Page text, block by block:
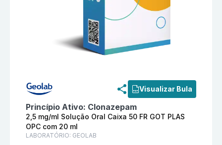
Visualizar Bula
Princípio Ativo: Clonazepam
2,5 mg/ml Solução Oral Caixa 50 FR GOT PLAS
OPC com 20 ml
LABORATÓRIO: GEOLAB